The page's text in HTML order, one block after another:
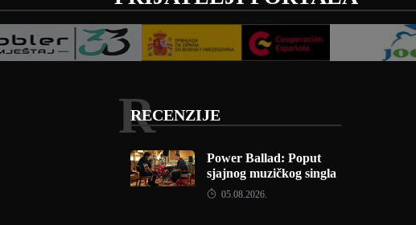
RECENZIJE
R
Power Ballad: Poput
sjajnog muzičkog singla
05.08.2026.